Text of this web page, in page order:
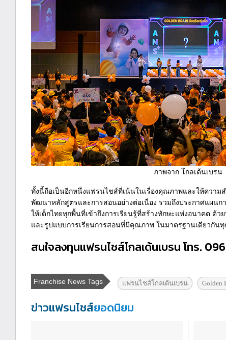
ภาพจาก โกลเด้นเบรน
ทั้งนี้ถือเป็นอีกหนึ่งแฟรนไชส์ที่เน้นในเรื่องคุณภาพและให้ความ
พัฒนาหลักสูตรและการสอนอย่างต่อเนื่อง รวมถึงประกาศแผน
ให้เด็กไทยทุกพื้นที่เข้าถึงการเรียนรู้ที่สร้างทักษะแห่งอนาคต ด้
และรูปแบบการเรียนการสอนที่มีคุณภาพ ในมาตรฐานเดียวกันทุ
สนใจลงทุนแฟรนไชส์โกลเด้นเบรน โทร.
Franchise News Tags แฟรนไชส์โกลเด้นเบรน Golden
ข่าวแฟรนไชส์ยอดนิยม